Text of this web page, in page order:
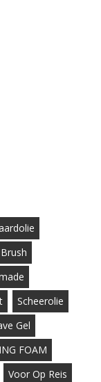
Scheerolie
Gel
FOAM
Voor Op Reis